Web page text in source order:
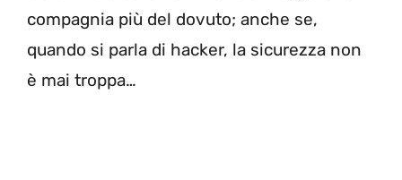
compagnia più del dovuto; anche se,
quando si parla di hacker, la sicurezza non
è mai troppa…